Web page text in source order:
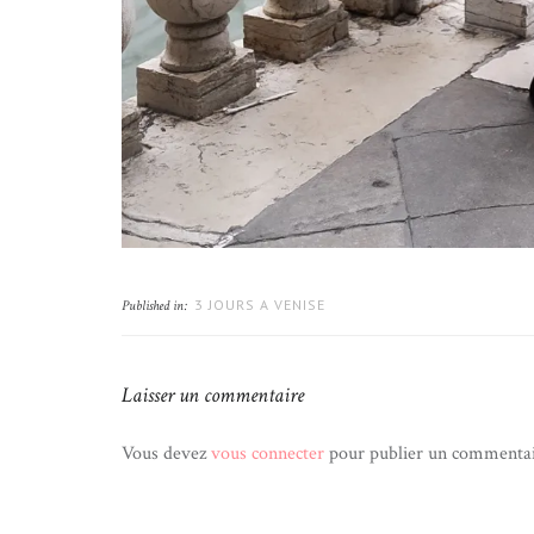
Published in: 3 JOURS A VENISE
Laisser un commentaire
Vous devezvous connecterpour publier un